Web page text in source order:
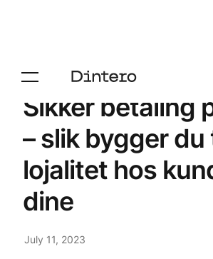
Sikker betaling
– slik bygger
lojalitet hos
dine
July 11, 2023